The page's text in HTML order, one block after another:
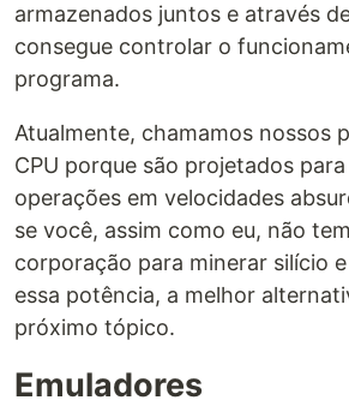
armazenados juntos e através
consegue controlar o
programa.
Atualmente, chamamos nossos
CPU porque são projetados
operações em velocidades
se você, assim como eu, não
corporação para minerar silício
essa potência, a melhor
próximo tópico.
Emuladores